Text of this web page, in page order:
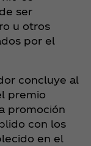
ser
u otros
por el
concluye al
premio
promoción
con los
en el